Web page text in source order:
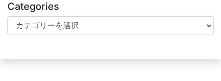
Categories
Categories